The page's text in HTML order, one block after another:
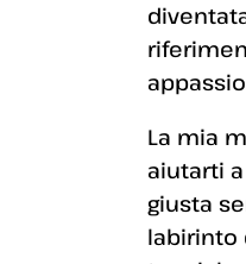
La mia
aiutarti
giusta
labirinto